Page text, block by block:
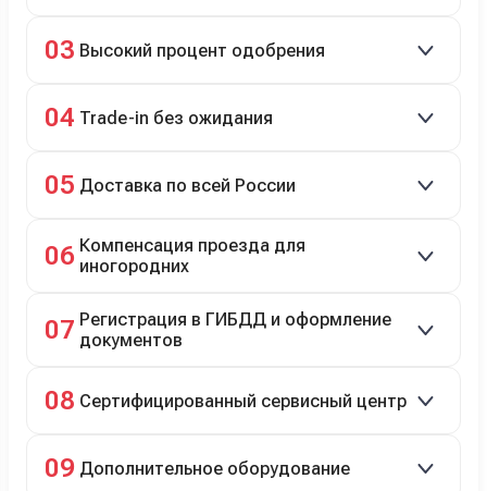
рассрочка 0% на 2 года при первом взносе 35–50%.
03 Высокий процент одобрения
04 Trade-in без ожидания
05 Доставка по всей России
06 Компенсация проезда для
иногородних
07 Регистрация в ГИБДД и оформление
документов
08 Сертифицированный сервисный центр
технический ремонт.
09 Дополнительное оборудование